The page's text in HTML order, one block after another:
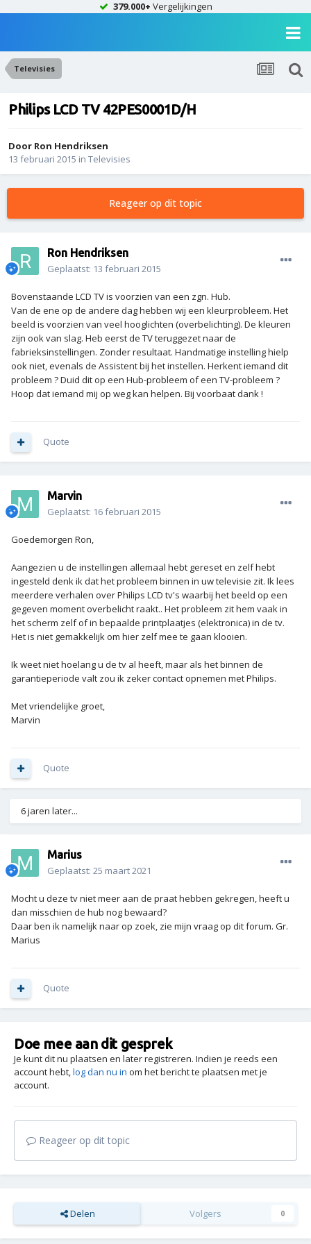
379.000+ Vergelijkingen
Televisies
Philips LCD TV 42PES0001D/H
Door Ron Hendriksen
13 februari 2015 in Televisies
Reageer op dit topic
Ron Hendriksen
Geplaatst: 13 februari 2015
Bovenstaande LCD TV is voorzien van een zgn. Hub.
Van de ene op de andere dag hebben wij een kleurprobleem. Het
beeld is voorzien van veel hooglichten (overbelichting). De kleuren
zijn ook van slag. Heb eerst de TV teruggezet naar de
fabrieksinstellingen. Zonder resultaat. Handmatige instelling hielp
ook niet, evenals de Assistent bij het instellen. Herkent iemand dit
probleem ? Duid dit op een Hub-probleem of een TV-probleem ?
Hoop dat iemand mij op weg kan helpen. Bij voorbaat dank !
Quote
Marvin
Geplaatst: 16 februari 2015
Goedemorgen Ron,
Aangezien u de instellingen allemaal hebt gereset en zelf hebt
ingesteld denk ik dat het probleem binnen in uw televisie zit. Ik lees
meerdere verhalen over Philips LCD tv's waarbij het beeld op een
gegeven moment overbelicht raakt.. Het probleem zit hem vaak in
het scherm zelf of in bepaalde printplaatjes (elektronica) in de tv.
Het is niet gemakkelijk om hier zelf mee te gaan klooien.
Ik weet niet hoelang u de tv al heeft, maar als het binnen de
garantieperiode valt zou ik zeker contact opnemen met Philips.
Met vriendelijke groet,
Marvin
Quote
6 jaren later...
Marius
Geplaatst: 25 maart 2021
Mocht u deze tv niet meer aan de praat hebben gekregen, heeft u
dan misschien de hub nog bewaard?
Daar ben ik namelijk naar op zoek, zie mijn vraag op dit forum. Gr.
Marius
Quote
Doe mee aan dit gesprek
Je kunt dit nu plaatsen en later registreren. Indien je reeds een
account hebt,log dan nu in om het bericht te plaatsen met je
account.
Reageer op dit topic
Delen Volgers 0